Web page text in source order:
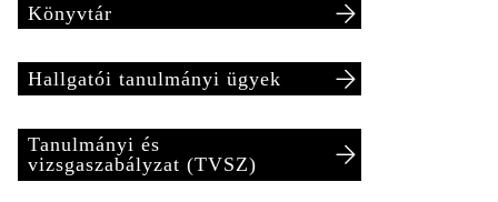
Könyvtár
Hallgatói tanulmányi ügyek
Tanulmányi és
vizsgaszabályzat (TVSZ)